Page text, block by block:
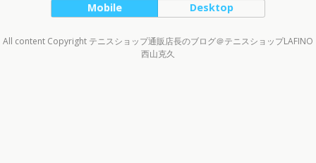
Mobile Desktop
All content Copyright テニスショップ通販店長のブログ＠テニスショップLAFINO
西山克久